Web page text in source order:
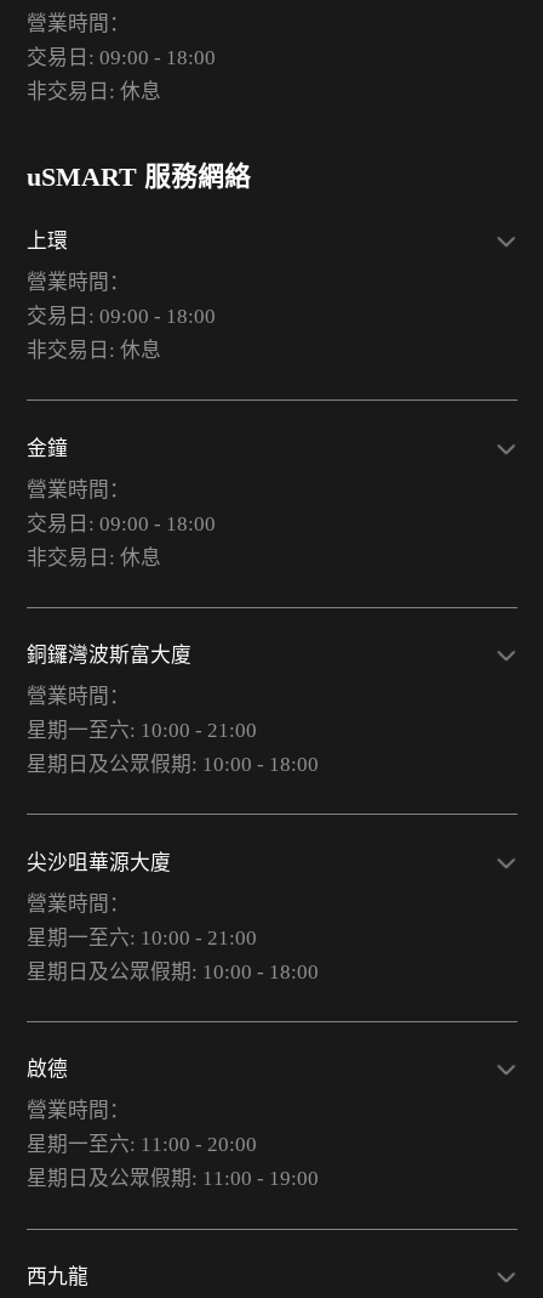
營業時間：
交易日: 09:00 - 18:00
非交易日: 休息
uSMART 服務網絡
上環
營業時間：
交易日: 09:00 - 18:00
非交易日: 休息
金鐘
營業時間：
交易日: 09:00 - 18:00
非交易日: 休息
銅鑼灣波斯富大廈
營業時間：
星期一至六: 10:00 - 21:00
星期日及公眾假期: 10:00 - 18:00
尖沙咀華源大廈
營業時間：
星期一至六: 10:00 - 21:00
星期日及公眾假期: 10:00 - 18:00
啟德
營業時間：
星期一至六: 11:00 - 20:00
星期日及公眾假期: 11:00 - 19:00
西九龍